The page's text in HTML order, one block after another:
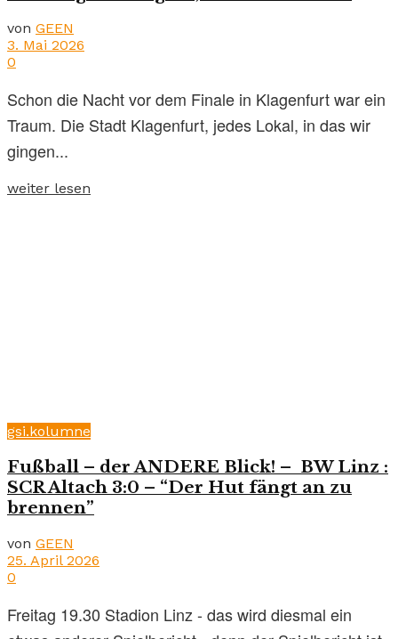
von GEEN
3. Mai 2026
0
Schon die Nacht vor dem Finale in Klagenfurt war ein
Traum. Die Stadt Klagenfurt, jedes Lokal, in das wir
gingen...
weiter lesen
gsi.kolumne
Fußball – der ANDERE Blick! – BW Linz :
SCR Altach 3:0 – “Der Hut fängt an zu
brennen”
von GEEN
25. April 2026
0
Freitag 19.30 Stadion Linz - das wird diesmal ein